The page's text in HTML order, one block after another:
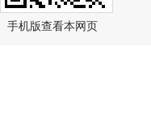
手机版查看本网页